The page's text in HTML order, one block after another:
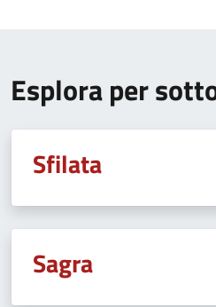
Esplora per
Sfilata
Sagra